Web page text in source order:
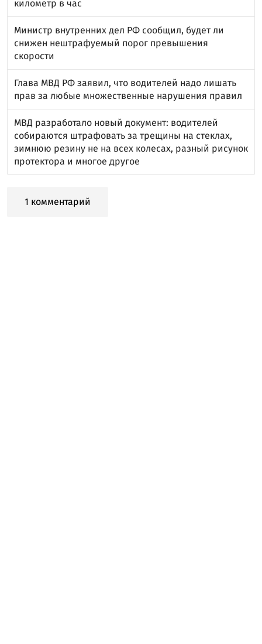
километр в час
Министр внутренних дел РФ сообщил, будет ли
снижен нештрафуемый порог превышения
скорости
Глава МВД РФ заявил, что водителей надо лишать
прав за любые множественные нарушения правил
МВД разработало новый документ: водителей
собираются штрафовать за трещины на стеклах,
зимнюю резину не на всех колесах, разный рисунок
протектора и многое другое
1 комментарий